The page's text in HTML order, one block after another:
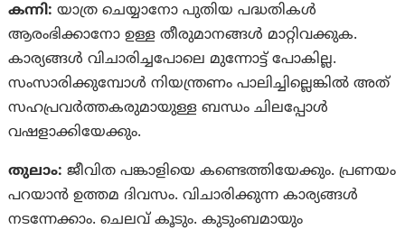
കന്നി:യാത്ര ചെയ്യാനോ പുതിയ പദ്ധതികള്‍
ആരംഭിക്കാനോ ഉള്ള തീരുമാനങ്ങള്‍ മാറ്റിവക്കുക.
കാര്യങ്ങള്‍ വിചാരിച്ചപോലെ മുന്നോട്ട് പോകില്ല.
സംസാരിക്കുമ്പോള്‍ നിയന്ത്രണം പാലിച്ചില്ലെങ്കില്‍ അത്
സഹപ്രവര്‍ത്തകരുമായുള്ള ബന്ധം ചിലപ്പോള്‍
വഷളാക്കിയേക്കും.
തുലാം: ജീവിത പങ്കാളിയെ കണ്ടെത്തിയേക്കും. പ്രണയം
പറയാൻ ഉത്തമ ദിവസം. വിചാരിക്കുന്ന കാര്യങ്ങൾ
നടന്നേക്കാം. ചെലവ് കൂടും. കുടുംബമായും